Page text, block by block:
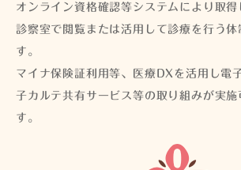
オンライン資格確認等システムにより取得
診察室で閲覧または活用して診療を行う体
す。
マイナ保険証利用等、医療DXを活用し電
子カルテ共有サービス等の取り組みが実
す。